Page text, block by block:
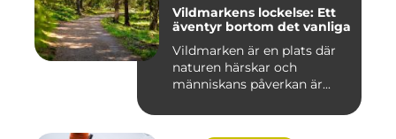
Vildmarkens lockelse: Ett
äventyr bortom det vanliga
Vildmarken är en plats där
naturen härskar och
människans påverkan är...